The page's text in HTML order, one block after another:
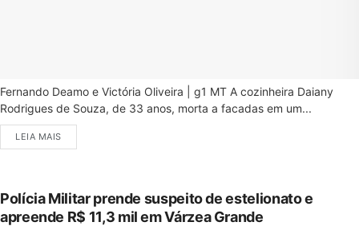
Fernando Deamo e Victória Oliveira | g1 MT A cozinheira Daiany
Rodrigues de Souza, de 33 anos, morta a facadas em um...
LEIA MAIS
Polícia Militar prende suspeito de estelionato e
apreende R$ 11,3 mil em Várzea Grande